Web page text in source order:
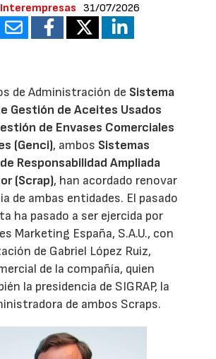
31/07/2026
de Administración de Sistema
Gestión de Aceites Usados
de Envases Comerciales
(Genci), ambos Sistemas
Responsabilidad Ampliada
(Scrap), han acordado renovar
de ambas entidades. El pasado
ha pasado a ser ejercida por
Marketing España, S.A.U., con
de Gabriel López Ruiz,
de la compañía, quien
la presidencia de SIGRAP, la
de ambos Scraps.